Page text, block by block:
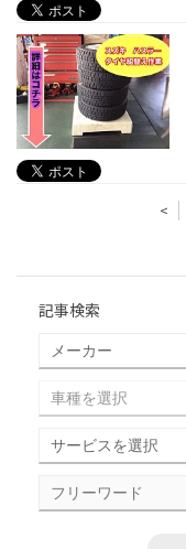
<
記事検索